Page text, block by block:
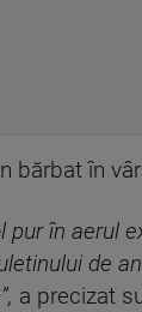
bărbat în
în aerul
de
a precizat